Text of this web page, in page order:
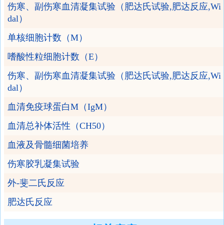
伤寒、副伤寒血清凝集试验（肥达氏试验,肥达反应,Wi
dal）
单核细胞计数（M）
嗜酸性粒细胞计数（E）
伤寒、副伤寒血清凝集试验（肥达氏试验,肥达反应,Wi
dal）
血清免疫球蛋白M（IgM）
血清总补体活性（CH50）
血液及骨髓细菌培养
伤寒胶乳凝集试验
外-斐二氏反应
肥达氏反应